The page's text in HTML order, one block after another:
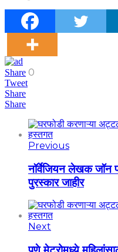
Share 0
Tweet
Share
Share
Previous
नॉर्वेजियन लेखक जॉन
पुरस्कार जाहीर
Next